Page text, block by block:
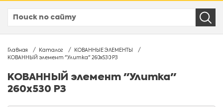
Главная Каталог
КОВАННЫЕ ЭЛЕМЕНТЫ
КОВАННЫЙ элемент "Улитка" 260х530 РЗ
КОВАННЫЙ элемент "Улитка"
260х530 РЗ